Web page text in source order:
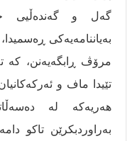
گەل و گەندەڵیی
بەیاننامەیەکی
مرۆڤ ڕابگەیەنن، کە
تێیدا ماف و
هەریەکە لە
بەراوردبکرێن تاکو